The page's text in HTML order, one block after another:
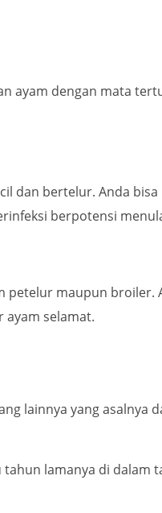
ayam dengan mata
dan bertelur. Anda
berpotensi
maupun broiler.
ayam selamat.
lainnya yang asalnya
lamanya di dalam